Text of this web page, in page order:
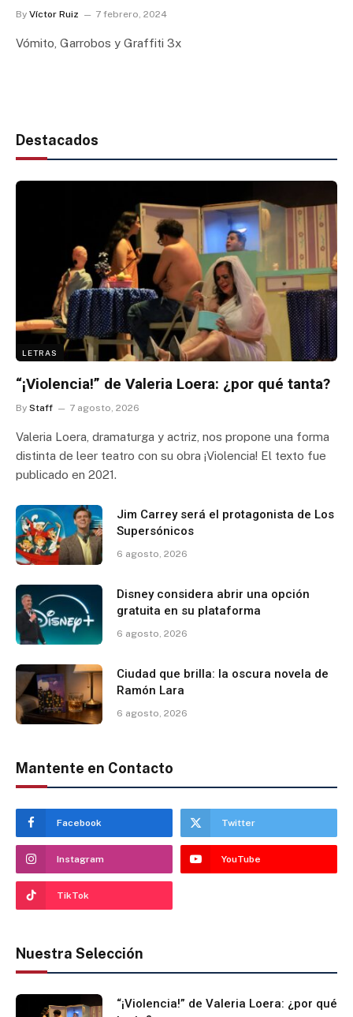
By Víctor Ruiz 7 febrero, 2024
Vómito, Garrobos y Graffiti 3x
Destacados
LETRAS
“¡Violencia!” de Valeria Loera: ¿por qué tanta?
By Staff 7 agosto, 2026
Valeria Loera, dramaturga y actriz, nos propone una forma
distinta de leer teatro con su obra ¡Violencia! El texto fue
publicado en 2021.
Jim Carrey será el protagonista de Los
Supersónicos
6 agosto, 2026
Disney considera abrir una opción
gratuita en su plataforma
6 agosto, 2026
Ciudad que brilla: la oscura novela de
Ramón Lara
6 agosto, 2026
Mantente en Contacto
Facebook Twitter
Instagram YouTube
TikTok
Nuestra Selección
“¡Violencia!” de Valeria Loera: ¿por qué